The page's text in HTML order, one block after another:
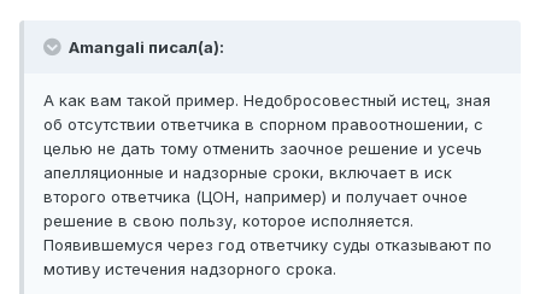
Amangali писал(а):
А как вам такой пример. Недобросовестный истец, зная
об отсутствии ответчика в спорном правоотношении, с
целью не дать тому отменить заочное решение и усечь
апелляционные и надзорные сроки, включает в иск
второго ответчика (ЦОН, например) и получает очное
решение в свою пользу, которое исполняется.
Появившемуся через год ответчику суды отказывают по
мотиву истечения надзорного срока.